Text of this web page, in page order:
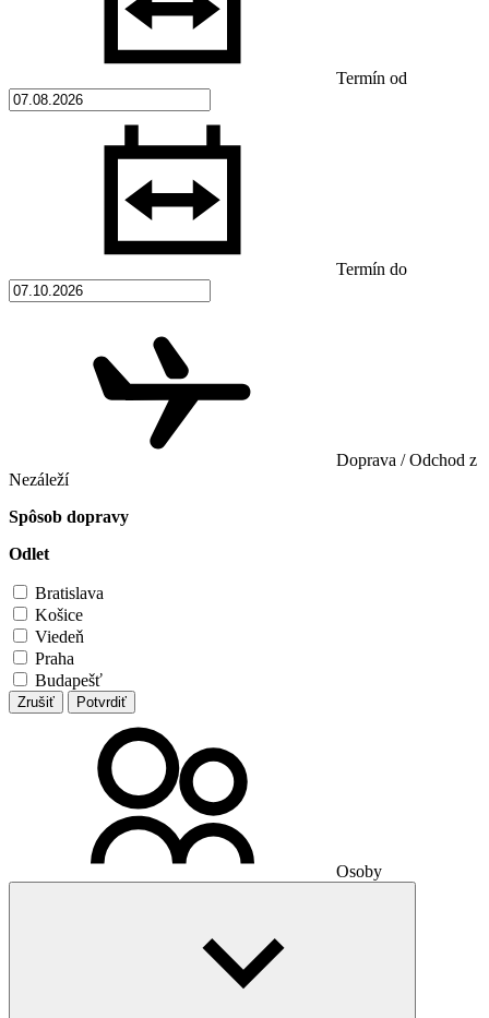
Termín od
Termín do
Doprava / Odchod z
Nezáleží
Spôsob dopravy
Odlet
Bratislava
Košice
Viedeň
Praha
Budapešť
Zrušiť Potvrdiť
Osoby